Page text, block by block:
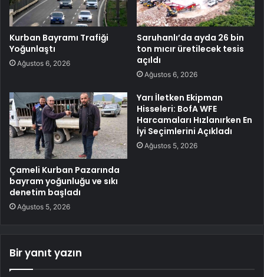
Kurban Bayramı Trafiği
Yoğunlaştı
Ağustos 6, 2026
Saruhanlı’da ayda 26 bin
ton mıcır üretilecek tesis
açıldı
Ağustos 6, 2026
Çameli Kurban Pazarında
bayram yoğunluğu ve sıkı
denetim başladı
Ağustos 5, 2026
Yarı İletken Ekipman
Hisseleri: BofA WFE
Harcamaları Hızlanırken En
İyi Seçimlerini Açıkladı
Ağustos 5, 2026
Bir yanıt yazın